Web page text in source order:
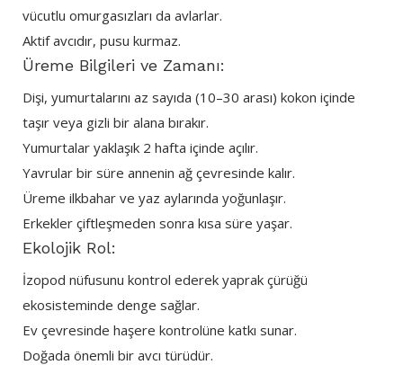
vücutlu omurgasızları da avlarlar.
Aktif avcıdır, pusu kurmaz.
Üreme Bilgileri ve Zamanı:
Dişi, yumurtalarını az sayıda (10–30 arası) kokon içinde
taşır veya gizli bir alana bırakır.
Yumurtalar yaklaşık 2 hafta içinde açılır.
Yavrular bir süre annenin ağ çevresinde kalır.
Üreme ilkbahar ve yaz aylarında yoğunlaşır.
Erkekler çiftleşmeden sonra kısa süre yaşar.
Ekolojik Rol:
İzopod nüfusunu kontrol ederek yaprak çürüğü
ekosisteminde denge sağlar.
Ev çevresinde haşere kontrolüne katkı sunar.
Doğada önemli bir avcı türüdür.